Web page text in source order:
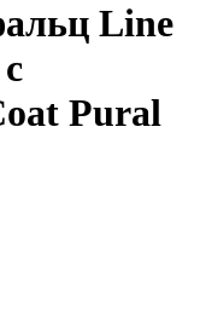
Line
Pural